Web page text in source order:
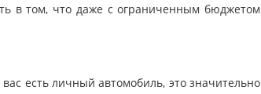
в том, что даже с ограниченным бюджетом
есть личный автомобиль, это значительно